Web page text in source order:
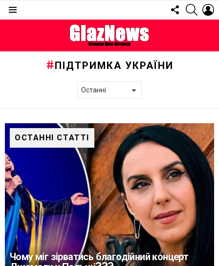
FOLLOW
US
ПІДТРИМКА УКРАЇНИ
ОСТАННІ СТАТТІ
Чому міг зірватись благодійний концерт